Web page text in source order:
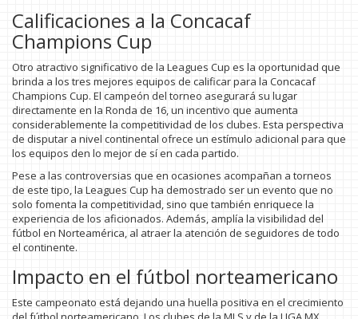
Calificaciones a la Concacaf
Champions Cup
Otro atractivo significativo de la Leagues Cup es la oportunidad que
brinda a los tres mejores equipos de calificar para la Concacaf
Champions Cup. El campeón del torneo asegurará su lugar
directamente en la Ronda de 16, un incentivo que aumenta
considerablemente la competitividad de los clubes. Esta perspectiva
de disputar a nivel continental ofrece un estímulo adicional para que
los equipos den lo mejor de sí en cada partido.
Pese a las controversias que en ocasiones acompañan a torneos
de este tipo, la Leagues Cup ha demostrado ser un evento que no
solo fomenta la competitividad, sino que también enriquece la
experiencia de los aficionados. Además, amplía la visibilidad del
fútbol en Norteamérica, al atraer la atención de seguidores de todo
el continente.
Impacto en el fútbol norteamericano
Este campeonato está dejando una huella positiva en el crecimiento